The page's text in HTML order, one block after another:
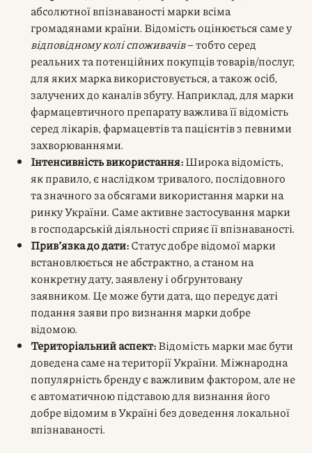
абсолютної впізнаваності марки всіма
громадянами країни. Відомість оцінюється саме у
відповідному колі споживачів– тобто серед
реальних та потенційних покупців товарів/послуг,
для яких марка використовується, а також осіб,
залучених до каналів збуту. Наприклад, для марки
фармацевтичного препарату важлива її відомість
серед лікарів, фармацевтів та пацієнтів з певними
захворюваннями.
Інтенсивність використання:Широка відомість,
як правило, є наслідком тривалого, послідовного
та значного за обсягами використання марки на
ринку України. Саме активне застосування марки
в господарській діяльності сприяє її впізнаваності.
Прив’язка до дати:Статус добре відомої марки
встановлюється не абстрактно, а станом на
конкретну дату, заявлену і обґрунтовану
заявником. Це може бути дата, що передує даті
подання заяви про визнання марки добре
відомою.
Територіальний аспект:Відомість марки має бути
доведена саме на території України. Міжнародна
популярність бренду є важливим фактором, але не
є автоматичною підставою для визнання його
добре відомим в Україні без доведення локальної
впізнаваності.